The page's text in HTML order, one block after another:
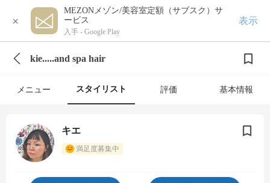
×
MEZONメゾン/美容室定額（サブスク）サ
ービス
入手 - Google Play
表示
kie.....and spa hair
メニュー スタイリスト 評価 基本情報
キエ
満足度募集中